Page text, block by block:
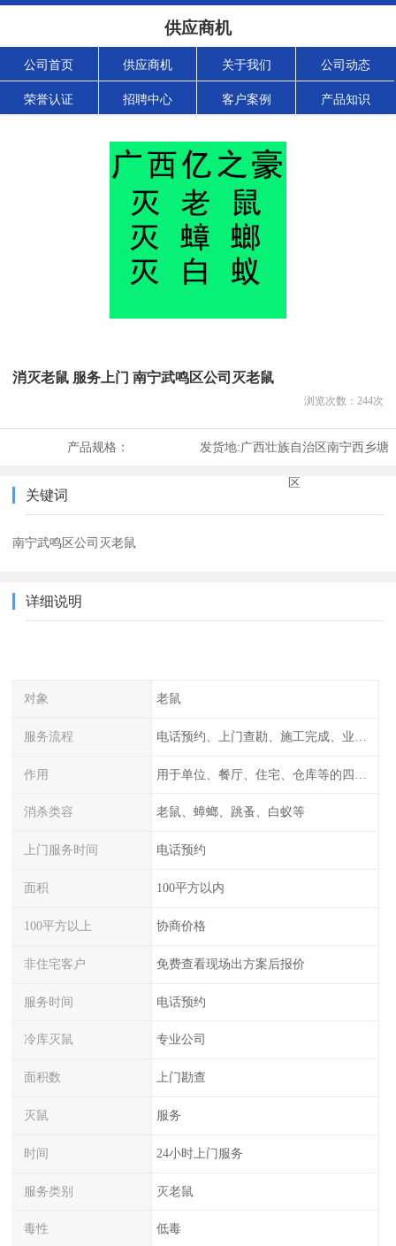
供应商机
公司首页 供应商机 关于我们 公司动态
荣誉认证 招聘中心 客户案例 产品知识
消灭老鼠 服务上门 南宁武鸣区公司灭老鼠
浏览次数： 244次
产品规格： 发货地:广西壮族自治区南宁西乡塘
区
关键词
南宁武鸣区公司灭老鼠
详细说明
对象 老鼠
服务流程
作用
消杀类容 老鼠、蟑螂、跳蚤、白蚁等
上门服务时间 电话预约
面积 100平方以内
100平方以上 协商价格
非住宅客户 免费查看现场出方案后报价
服务时间 电话预约
冷库灭鼠 专业公司
面积数 上门勘查
灭鼠 服务
时间 24小时上门服务
服务类别 灭老鼠
毒性 低毒